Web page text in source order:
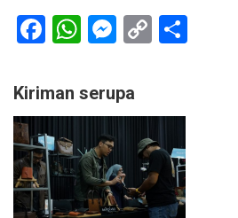
Facebook
WhatsApp
Messenger
Copy
Kiriman serupa